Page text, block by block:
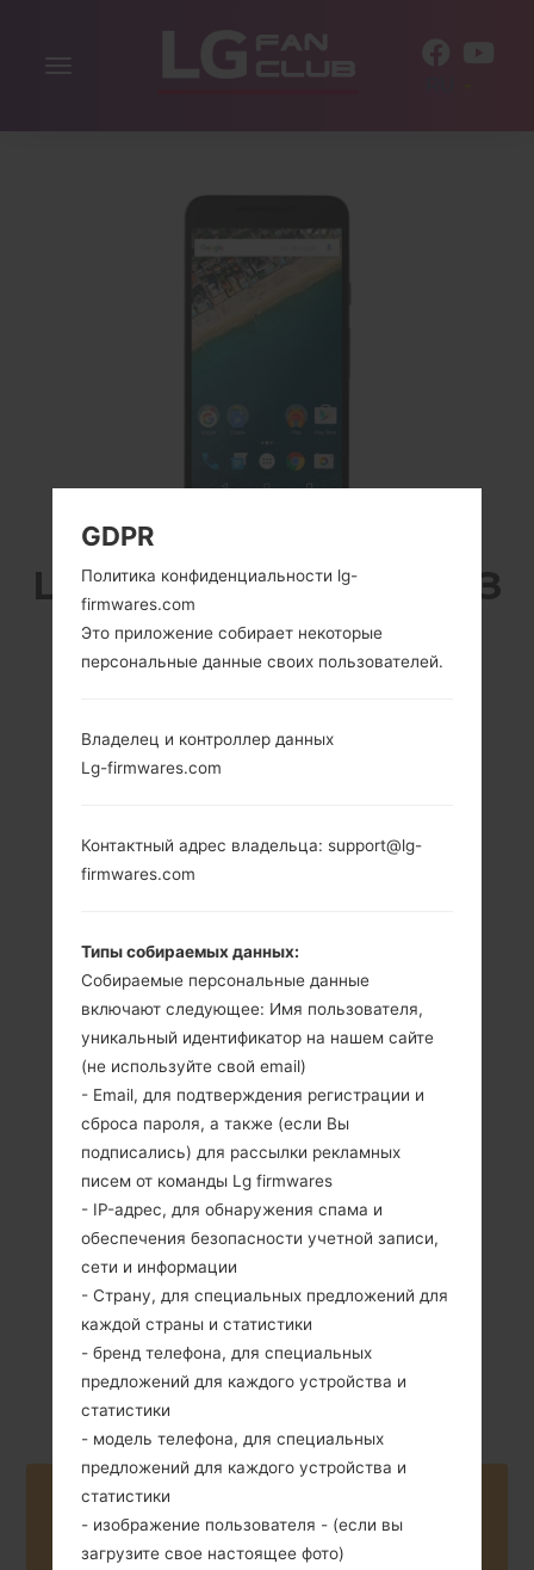
Включить
LG H791N (LGH791N) ИЗ
СЕРИИ LG NEXUS 5X
экрана к телу)
1080 x 1920
пикселей на
дюйм)
136 грамм (4.80
унции)
Не съемный Li-Po
Snapdragon 808
Unknown
Buy accessories on Amazon
GDPR
Политика конфиденциальности lg-
firmwares.com
Это приложение собирает некоторые
персональные данные своих пользователей.
Владелец и контроллер данных
Lg-firmwares.com
Контактный адрес владельца: support@lg-
firmwares.com
Типы собираемых данных:
Собираемые персональные данные
включают следующее: Имя пользователя,
уникальный идентификатор на нашем сайте
(не используйте свой email)
- Email, для подтверждения регистрации и
сброса пароля, а также (если Вы
подписались) для рассылки рекламных
писем от команды Lg firmwares
- IP-адрес, для обнаружения спама и
обеспечения безопасности учетной записи,
сети и информации
- Страну, для специальных предложений для
каждой страны и статистики
- бренд телефона, для специальных
предложений для каждого устройства и
статистики
- модель телефона, для специальных
предложений для каждого устройства и
статистики
- изображение пользователя - (если вы
загрузите свое настоящее фото)